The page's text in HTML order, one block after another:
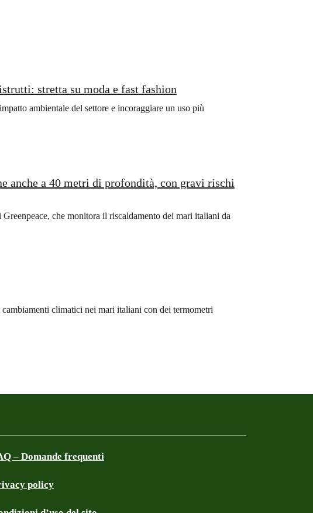
stretta su moda e fast fashion
ambientale del settore e incoraggiare un uso più
anche a 40 metri di profondità, con gravi rischi
che monitora il riscaldamento dei mari italiani da
climatici nei mari italiani con dei termometri
– Domande frequenti
policy